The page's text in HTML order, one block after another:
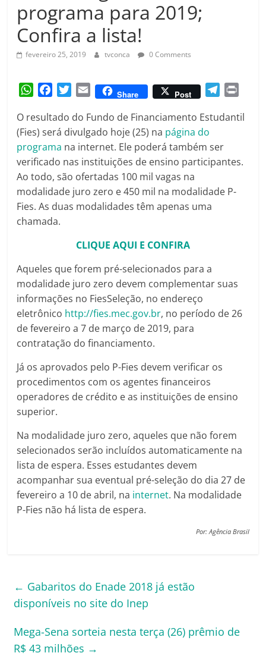
Amorim
programa para 2019;
Confira a lista!
fevereiro 25, 2019 tvconca 0 Comments
W
a
t
s
A
p
p
c
e
b
o
o
k
i
t
t
e
r
E
a
i
l
Share Post
l
g
r
m
i
O resultado do Fundo de Financiamento Estudantil
(Fies) será divulgado hoje (25) na página do
programa na internet. Ele poderá também ser
verificado nas instituições de ensino participantes.
Ao todo, são ofertadas 100 mil vagas na
modalidade juro zero e 450 mil na modalidade P-
Fies. As duas modalidades têm apenas uma
chamada.
CLIQUE AQUI E CONFIRA
Aqueles que forem pré-selecionados para a
modalidade juro zero devem complementar suas
informações no FiesSeleção, no endereço
eletrônico http://fies.mec.gov.br, no período de 26
de fevereiro a 7 de março de 2019, para
contratação do financiamento.
Já os aprovados pelo P-Fies devem verificar os
procedimentos com os agentes financeiros
operadores de crédito e as instituições de ensino
superior.
Na modalidade juro zero, aqueles que não forem
selecionados serão incluídos automaticamente na
lista de espera. Esses estudantes devem
acompanhar sua eventual pré-seleção do dia 27 de
fevereiro a 10 de abril, na internet. Na modalidade
P-Fies não há lista de espera.
Por: Agência Brasil
← Gabaritos do Enade 2018 já estão
disponíveis no site do Inep
Mega-Sena sorteia nesta terça (26) prêmio de
R$ 43 milhões →